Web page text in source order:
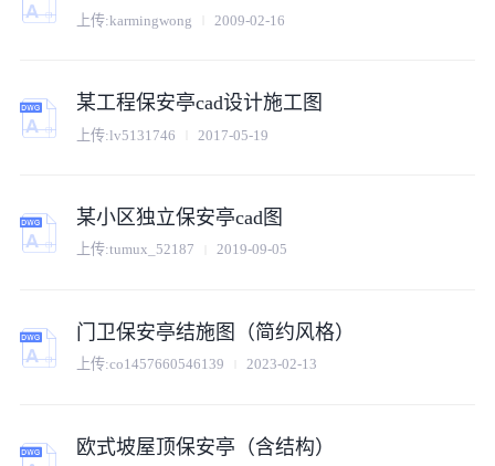
上传:karmingwong 2009-02-16
某工程保安亭cad设计施工图
上传:lv5131746 2017-05-19
某小区独立保安亭cad图
上传:tumux_52187 2019-09-05
门卫保安亭结施图（简约风格）
上传:co1457660546139 2023-02-13
欧式坡屋顶保安亭（含结构）